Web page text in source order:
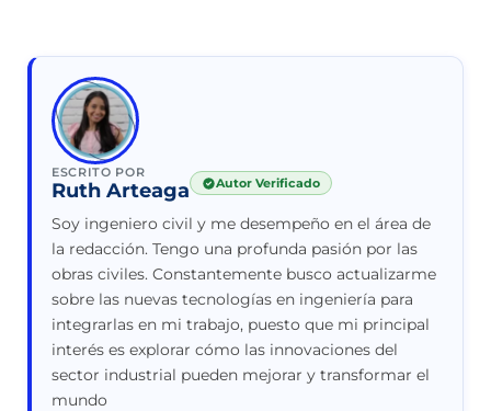
ESCRITO POR
Ruth Arteaga Autor Verificado
Soy ingeniero civil y me desempeño en el área de
la redacción. Tengo una profunda pasión por las
obras civiles. Constantemente busco actualizarme
sobre las nuevas tecnologías en ingeniería para
integrarlas en mi trabajo, puesto que mi principal
interés es explorar cómo las innovaciones del
sector industrial pueden mejorar y transformar el
mundo